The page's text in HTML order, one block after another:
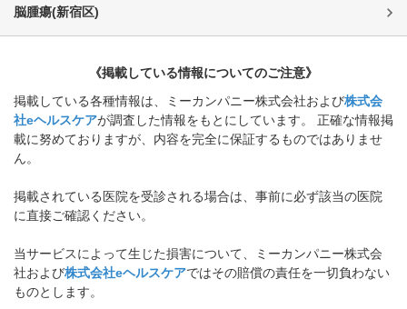
脳腫瘍(新宿区)
《掲載している情報についてのご注意》
掲載している各種情報は、ミーカンパニー株式会社および株式会
社eヘルスケアが調査した情報をもとにしています。 正確な情報掲
載に努めておりますが、内容を完全に保証するものではありませ
ん。
掲載されている医院を受診される場合は、事前に必ず該当の医院
に直接ご確認ください。
当サービスによって生じた損害について、ミーカンパニー株式会
社および株式会社eヘルスケアではその賠償の責任を一切負わない
ものとします。